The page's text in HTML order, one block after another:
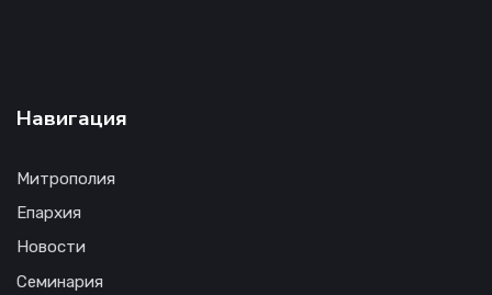
Навигация
Митрополия
Епархия
Новости
Семинария